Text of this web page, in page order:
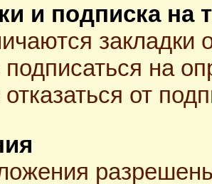
и подписка на
закладки
подписаться на
от